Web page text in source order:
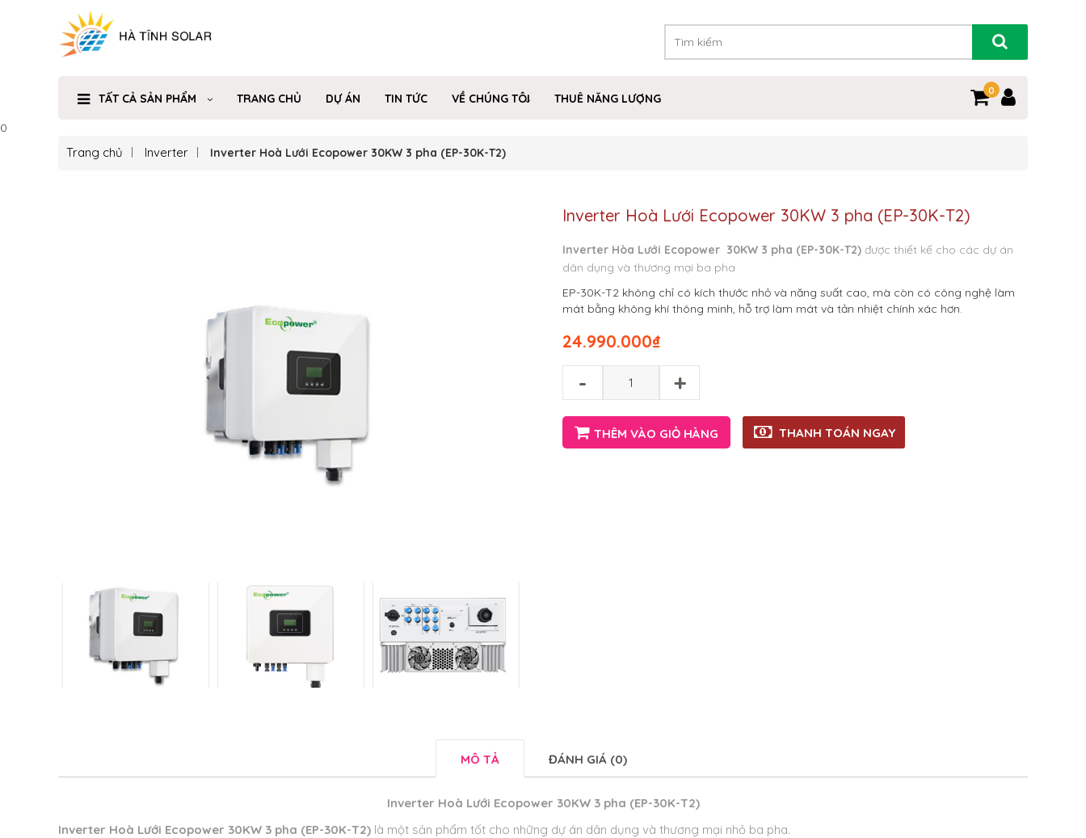
TẤT CẢ SẢN PHẨM TRANG CHỦ DỰ ÁN TIN TỨC VỀ CHÚNG TÔI THUÊ NĂNG LƯỢNG
0
0
Trang chủ Inverter Inverter Hoà Lưới Ecopower 30KW 3 pha (EP-30K-T2)
Inverter Hoà Lưới Ecopower 30KW 3 pha (EP-30K-T2)
Inverter Hòa Lưới Ecopower 30KW 3 pha (EP-30K-T2) được thiết kế cho các dự án
dân dụng và thương mại ba pha
EP-30K-T2 không chỉ có kích thước nhỏ và năng suất cao, mà còn có công nghệ làm
mát bằng không khí thông minh, hỗ trợ làm mát và tản nhiệt chính xác hơn.
₫
24.990.000
- +
THÊM VÀO GIỎ HÀNG THANH TOÁN NGAY
MÔ TẢ ĐÁNH GIÁ (0)
Inverter Hoà Lưới Ecopower 30KW 3 pha (EP-30K-T2)
Inverter Hoà Lưới Ecopower 30KW 3 pha (EP-30K-T2) là một sản phẩm tốt cho những dự án dân dụng và thương mại nhỏ ba pha.